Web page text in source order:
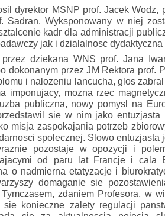
dyrektor MSNP prof. Jacek Wodz,
Sadran. Wyksponowany w niej
kadr dla administracji
jak i dzialalnosc
dziekana WNS prof. Jana
dokonanym przez JM Rektora prof.
i nalozeniu lancucha, glos
imponujacy, mozna rzec
publiczna, nowy pomysl na
sie w nim jako
misja zaspokajania potrzeb
spolecznej. Slowo entuzjasta
pozostaje w opozycji i
od paru lat Francje i cala
o nadmierna etatyzacje i
domaganie sie
zdaniem Profesora, w
sie konieczne zalety regulacji